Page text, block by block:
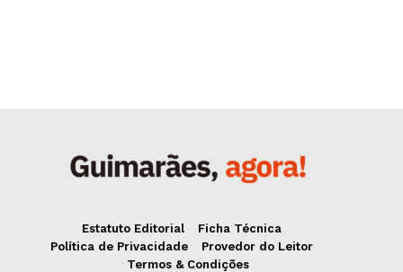
Estatuto Editorial
Ficha Técnica
Política de Privacidade
Provedor do Leitor
Termos & Condições